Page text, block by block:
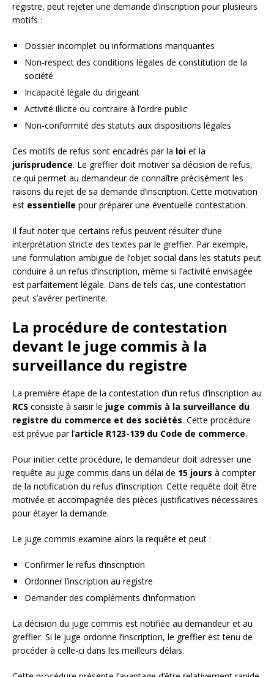
registre, peut rejeter une demande d’inscription pour plusieurs
motifs :
Dossier incomplet ou informations manquantes
Non-respect des conditions légales de constitution de la
société
Incapacité légale du dirigeant
Activité illicite ou contraire à l’ordre public
Non-conformité des statuts aux dispositions légales
Ces motifs de refus sont encadrés par la loi et la
jurisprudence. Le greffier doit motiver sa décision de refus,
ce qui permet au demandeur de connaître précisément les
raisons du rejet de sa demande d’inscription. Cette motivation
est essentielle pour préparer une éventuelle contestation.
Il faut noter que certains refus peuvent résulter d’une
interprétation stricte des textes par le greffier. Par exemple,
une formulation ambiguë de l’objet social dans les statuts peut
conduire à un refus d’inscription, même si l’activité envisagée
est parfaitement légale. Dans de tels cas, une contestation
peut s’avérer pertinente.
La procédure de contestation
devant le juge commis à la
surveillance du registre
La première étape de la contestation d’un refus d’inscription au
RCS consiste à saisir le juge commis à la surveillance du
registre du commerce et des sociétés. Cette procédure
est prévue par l’article R123-139 du Code de commerce.
Pour initier cette procédure, le demandeur doit adresser une
requête au juge commis dans un délai de 15 jours à compter
de la notification du refus d’inscription. Cette requête doit être
motivée et accompagnée des pièces justificatives nécessaires
pour étayer la demande.
Le juge commis examine alors la requête et peut :
Confirmer le refus d’inscription
Ordonner l’inscription au registre
Demander des compléments d’information
La décision du juge commis est notifiée au demandeur et au
greffier. Si le juge ordonne l’inscription, le greffier est tenu de
procéder à celle-ci dans les meilleurs délais.